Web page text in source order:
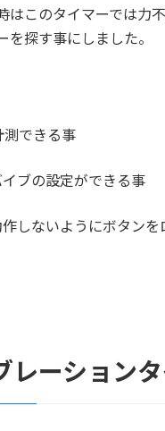
このタイマーでは力不
を探す事にしました。
測できる事
ブの設定ができる事
しないようにボタン
レーション